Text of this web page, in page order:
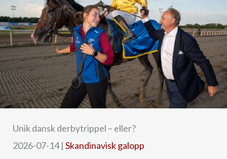
Unik dansk derbytrippel – eller?
2026-07-14| Skandinavisk galopp